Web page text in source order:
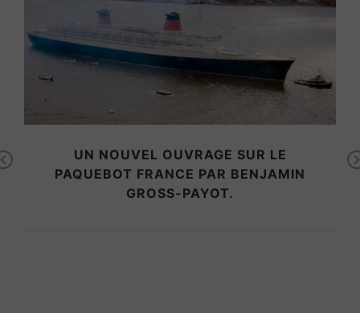
PreviousBELLOT DE LA COMPAGNIE PONANT